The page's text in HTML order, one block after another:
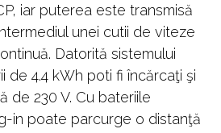
iar puterea este transmisă
unei cutii de viteze
Datorită sistemului
de 4.4 kWh poti fi încărcaţi şi
de 230 V. Cu bateriile
in poate parcurge o distanţă